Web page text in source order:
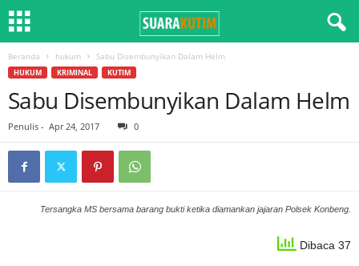
Beranda hukum Sabu Disembunyikan Dalam Helm
HUKUM KRIMINAL KUTIM
Sabu Disembunyikan Dalam Helm
Penulis - Apr 24, 2017 0
Tersangka MS bersama barang bukti ketika diamankan jajaran Polsek Konbeng.
Dibaca 37